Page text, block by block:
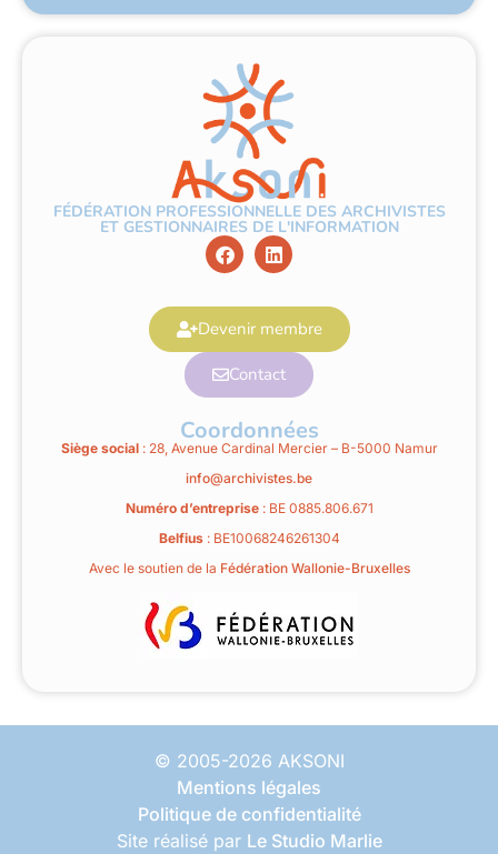
FÉDÉRATION PROFESSIONNELLE DES ARCHIVISTES
ET GESTIONNAIRES DE L'INFORMATION
Devenir membre
Contact
Coordonnées
Siège social: 28, Avenue Cardinal Mercier – B-5000 Namur
info@archivistes.be
Numéro d’entreprise: BE 0885.806.671
Belfius: BE10068246261304
Avec le soutien de la Fédération Wallonie-Bruxelles
© 2005-2026 AKSONI
Mentions légales
Politique de confidentialité
Site réalisé par Le Studio Marlie